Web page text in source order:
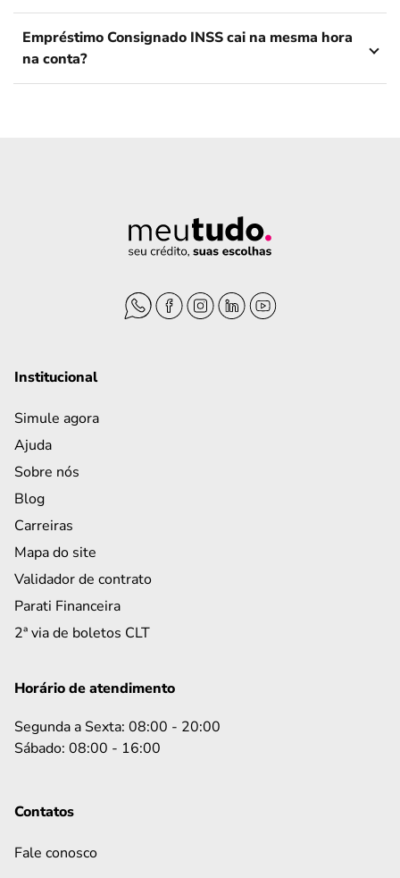
Empréstimo Consignado INSS cai na mesma hora
na conta?
Institucional
Simule agora
Ajuda
Sobre nós
Blog
Carreiras
Mapa do site
Validador de contrato
Parati Financeira
2ª via de boletos CLT
Horário de atendimento
Segunda a Sexta: 08:00 - 20:00
Sábado: 08:00 - 16:00
Contatos
Fale conosco